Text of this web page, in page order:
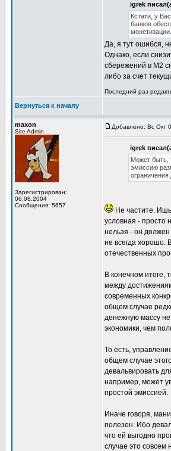
igrek
Кстати, у
банков
монетизации.
Да, я тут ошибся,
Однако, если
сбережений в М2
либо за счет
Последний раз
Вернуться к началу
maxon
Site Admin
Зарегистрирован:
06.08.2004
Сообщения: 5657
Добавлено: Вс Окт
igrek
Может быть,
эмиссию
ограничения
Не частите.
условная - просто
нельзя - он должен
не всегда хорошо.
отечественных
В конечном итоге,
между
современных
общем случае
денежную массу не
экономики, чем
То есть,
общем случае
девальвировать
например, может
простой эмиссией.
Иначе говоря,
полезен. Ибо
что ей выгодно
случае это